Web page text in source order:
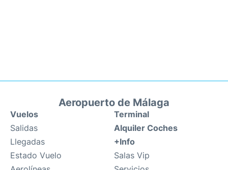
Aeropuerto de Málaga
Vuelos
Salidas
Llegadas
Estado Vuelo
Terminal
Alquiler Coches
+Info
Salas Vip